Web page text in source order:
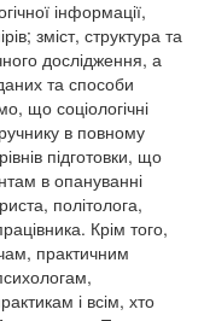
інформації,
зміст, структура та
дослідження, а
та способи
що соціологічні
в повному
підготовки, що
в опануванні
політолога,
Крім того,
практичним
і всім, хто